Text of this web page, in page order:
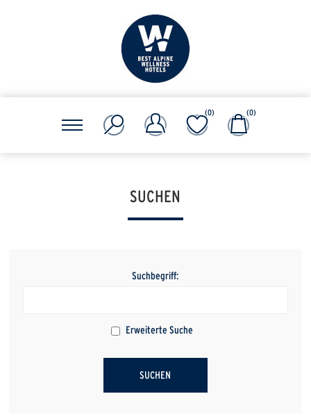
(0) (0)
SUCHEN
Suchbegriff:
Erweiterte Suche